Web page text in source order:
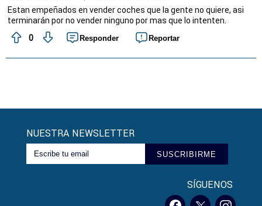
Estan empeñados en vender coches que la gente no quiere, asi
terminarán por no vender ninguno por mas que lo intenten.
0
Responder Reportar
NUESTRA NEWSLETTER
SUSCRIBIRME
SÍGUENOS